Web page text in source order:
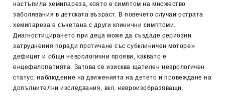
настъпила хемипареза, която е симптом на множество
заболявания в детската възраст. В повечето случаи острата
хемипареза е съчетана с други клинични симптоми.
Диагностицирането при деца може да създаде сериозни
затруднения поради протичане със субклиничен моторен
дефицит и общи неврологични прояви, каквато е
енцефалопатията. Затова се изисква щателен неврологичен
статус, наблюдение на движенията на детето и провеждане на
допълнителни изследвания, вкл. невроизобразяващи.